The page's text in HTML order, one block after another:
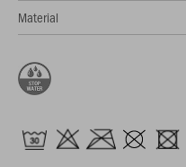
Material